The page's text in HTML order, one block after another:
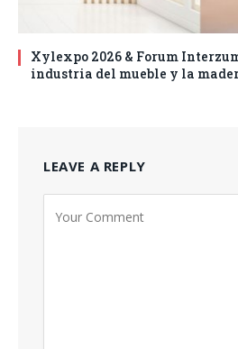
Xylexpo 2026 & Forum
industria del mueble y la
LEAVE A REPLY